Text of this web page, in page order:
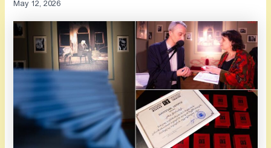
May 12, 2026